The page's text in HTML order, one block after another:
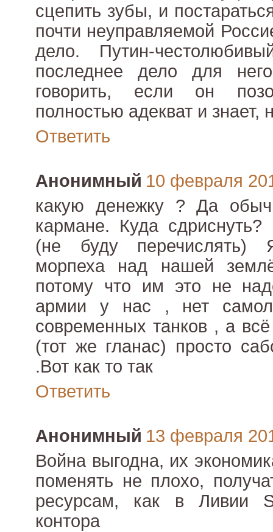
сцепить зубы, и
почти неуправляемой
дело. Путин-
последнее дело для
говорить, если он
полностью адекват и знает,
Ответить
Анонимный 10 февраля
какую денежку ? Да
кармане. Куда сдриснуть?
(не буду перечислять)
морпеха над нашей
потому что им это не
армии у нас , нет
современных танков , а
(тот же гланас) просто
.Вот как то так
Ответить
Анонимный 13 февраля
Война выгодна, их
поменять не плохо,
ресурсам, как в Ливии
контора